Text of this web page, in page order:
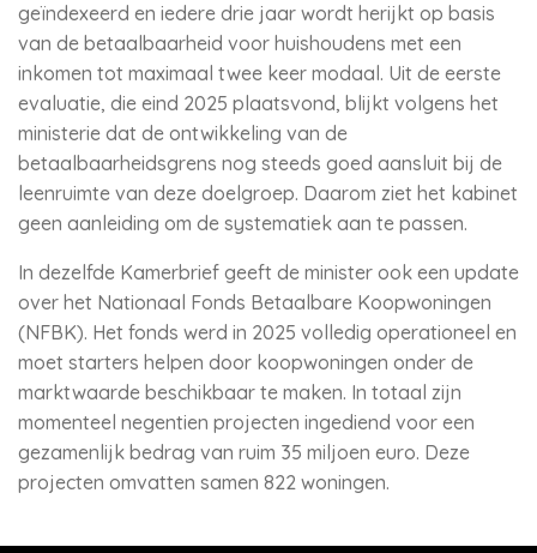
geïndexeerd en iedere drie jaar wordt herijkt op basis
van de betaalbaarheid voor huishoudens met een
inkomen tot maximaal twee keer modaal. Uit de eerste
evaluatie, die eind 2025 plaatsvond, blijkt volgens het
ministerie dat de ontwikkeling van de
betaalbaarheidsgrens nog steeds goed aansluit bij de
leenruimte van deze doelgroep. Daarom ziet het kabinet
geen aanleiding om de systematiek aan te passen.
In dezelfde Kamerbrief geeft de minister ook een update
over het Nationaal Fonds Betaalbare Koopwoningen
(NFBK). Het fonds werd in 2025 volledig operationeel en
moet starters helpen door koopwoningen onder de
marktwaarde beschikbaar te maken. In totaal zijn
momenteel negentien projecten ingediend voor een
gezamenlijk bedrag van ruim 35 miljoen euro. Deze
projecten omvatten samen 822 woningen.